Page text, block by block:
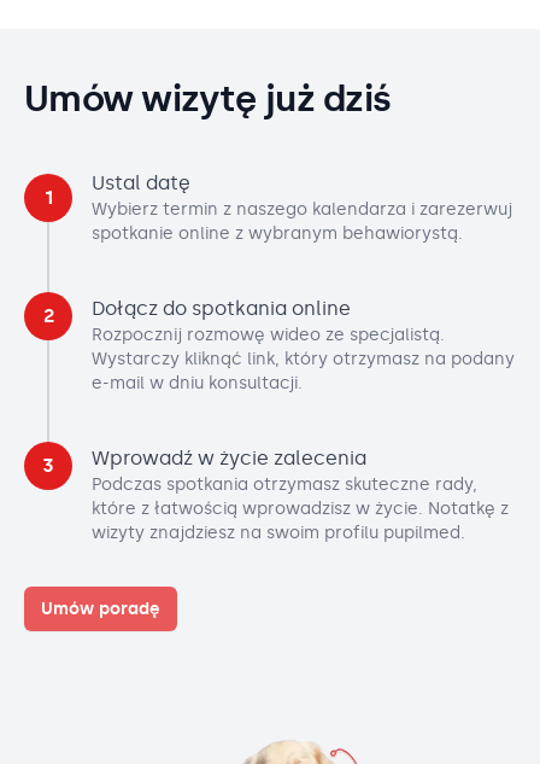
Umów wizytę już dziś
1
Ustal datę
Wybierz termin z naszego kalendarza i zarezerwuj
spotkanie online z wybranym behawiorystą.
2 Dołącz do spotkania online
Rozpocznij rozmowę wideo ze specjalistą.
Wystarczy kliknąć link, który otrzymasz na podany
e-mail w dniu konsultacji.
3 Wprowadź w życie zalecenia
Podczas spotkania otrzymasz skuteczne rady,
które z łatwością wprowadzisz w życie. Notatkę z
wizyty znajdziesz na swoim profilu pupilmed.
Umów poradę